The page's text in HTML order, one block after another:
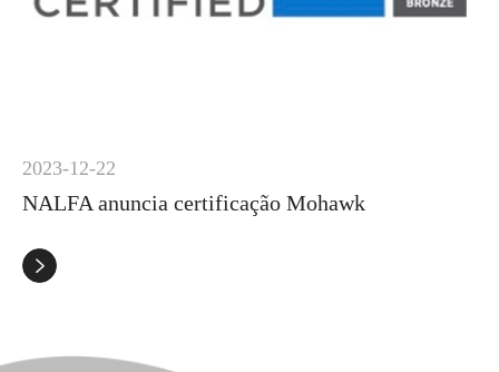
2023-12-22
NALFA anuncia certificação Mohawk
